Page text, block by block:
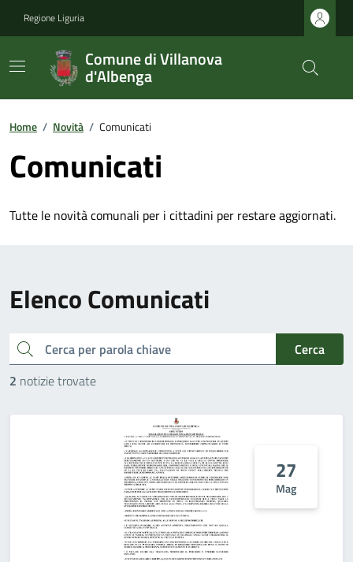
Regione Liguria
Comune di Villanova
d'Albenga
Home / Novità / Comunicati
Comunicati
Tutte le novità comunali per i cittadini per restare aggiornati.
Elenco Comunicati
cerca
Cerca
2 notizie trovate
27
Mag